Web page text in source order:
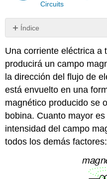
Circuits
Índice
Una corriente eléctrica a
producirá un campo
la dirección del flujo de
está envuelto en una
magnético producido se
bobina. Cuanto mayor
intensidad del campo
todos los demás factores: